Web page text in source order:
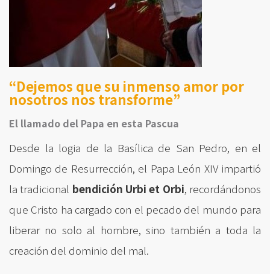
“Dejemos que su inmenso amor por
nosotros nos transforme”
El llamado del Papa en esta Pascua
Desde la logia de la Basílica de San Pedro, en el
Domingo de Resurrección, el Papa León XIV impartió
la tradicional bendición Urbi et Orbi, recordándonos
que Cristo ha cargado con el pecado del mundo para
liberar no solo al hombre, sino también a toda la
creación del dominio del mal.